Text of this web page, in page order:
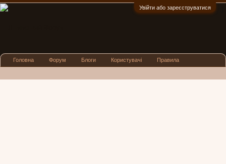
Увійти або зареєструватися
Головна Форум Блоги Користувачі Правила